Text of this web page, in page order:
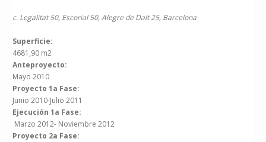
c. Legalitat 50, Escorial 50, Alegre de Dalt 25, Barcelona
Superficie:
4681,90 m2
Anteproyecto:
Mayo 2010
Proyecto 1a Fase:
Junio 2010-Julio 2011
Ejecución 1a Fase:
Marzo 2012- Noviembre 2012
Proyecto 2a Fase: